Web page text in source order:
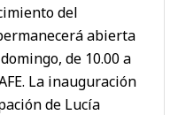
del
abierta
de 10.00 a
La inauguración
de Lucía